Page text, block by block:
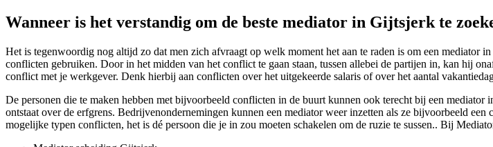
Wanneer is het verstandig om de beste mediator in Gijtsjerk te
Het is tegenwoordig nog altijd zo dat men zich afvraagt op welk moment het aan te raden is om een mediator
conflicten gebruiken. Door in het midden van het conflict te gaan staan, tussen allebei de partijen in, kan hij
conflict met je werkgever. Denk hierbij aan conflicten over het uitgekeerde salaris of over het aantal
De personen die te maken hebben met bijvoorbeeld conflicten in de buurt kunnen ook terecht bij een
ontstaat over de erfgrens. Bedrijvenondernemingen kunnen een mediator weer inzetten als ze bijvoorbeeld
mogelijke typen conflicten, het is dé persoon die je in zou moeten schakelen om de ruzie te sussen.. Bij